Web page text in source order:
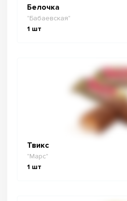
Белочка
"Бабаевская"
1 шт
Твикс
"Марс"
1 шт